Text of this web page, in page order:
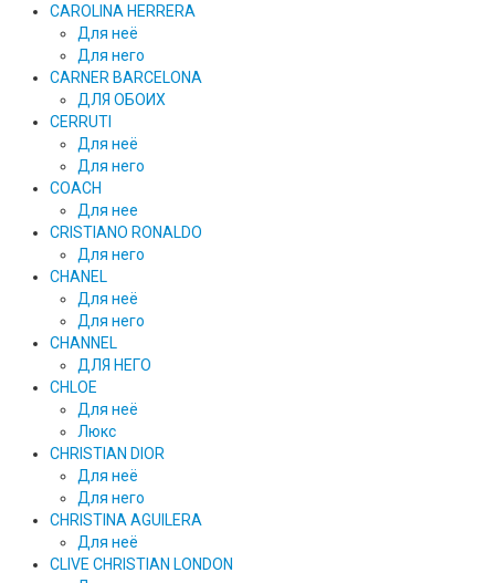
CAROLINA HERRERA
Для неё
Для него
CARNER BARCELONA
ДЛЯ ОБОИХ
CERRUTI
Для неё
Для него
COACH
Для нее
CRISTIANO RONALDO
Для него
CHANEL
Для неё
Для него
CHANNEL
ДЛЯ НЕГО
CHLOE
Для неё
Люкс
CHRISTIAN DIOR
Для неё
Для него
CHRISTINA AGUILERA
Для неё
CLIVE CHRISTIAN LONDON